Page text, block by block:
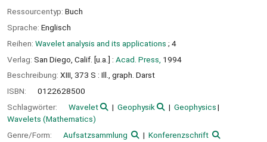
Ressourcentyp: Buch
Sprache: Englisch
Reihen: Wavelet analysis and its applications ; 4
Verlag: San Diego, Calif. [u.a.] : Acad. Press, 1994
Beschreibung: XIII, 373 S : Ill., graph. Darst
ISBN:
0122628500
Schlagwörter:
Wavelet Geophysik
Geophysics
Wavelets (Mathematics)
Genre/Form:
Aufsatzsammlung
Konferenzschrift